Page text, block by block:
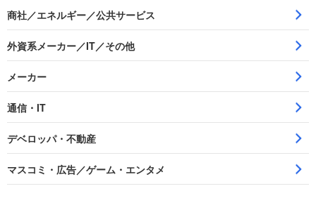
商社／エネルギー／公共サービス
外資系メーカー／IT／その他
メーカー
通信・IT
デベロッパ・不動産
マスコミ・広告／ゲーム・エンタメ